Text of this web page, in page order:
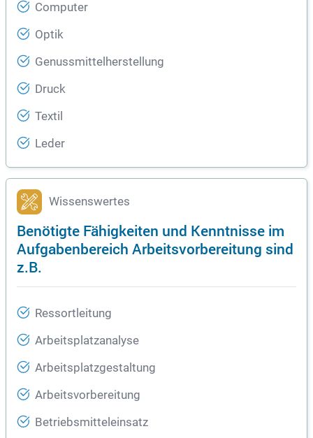
Computer
Optik
Genussmittelherstellung
Druck
Textil
Leder
Wissenswertes
Benötigte Fähigkeiten und Kenntnisse im
Aufgabenbereich Arbeitsvorbereitung sind
z.B.
Ressortleitung
Arbeitsplatzanalyse
Arbeitsplatzgestaltung
Arbeitsvorbereitung
Betriebsmitteleinsatz